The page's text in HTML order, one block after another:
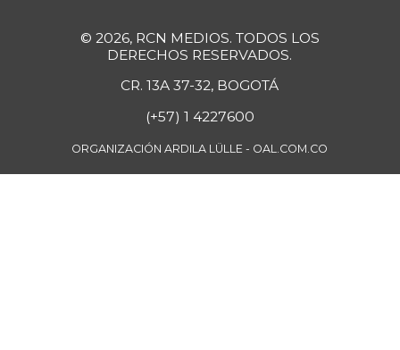
© 2026, RCN MEDIOS. TODOS LOS
DERECHOS RESERVADOS.
CR. 13A 37-32, BOGOTÁ
(+57) 1 4227600
ORGANIZACIÓN ARDILA LÜLLE - OAL.COM.CO